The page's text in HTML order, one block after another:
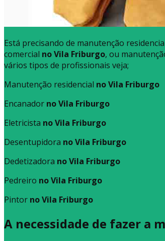
Está precisando de manutenção
comercial no Vila Friburgo, ou
vários tipos de profissionais veja;
Manutenção residencial no Vila Friburgo
Encanador no Vila Friburgo
Eletricista no Vila Friburgo
Desentupidora no Vila Friburgo
Dedetizadora no Vila Friburgo
Pedreiro no Vila Friburgo
Pintor no Vila Friburgo
A necessidade de fazer a